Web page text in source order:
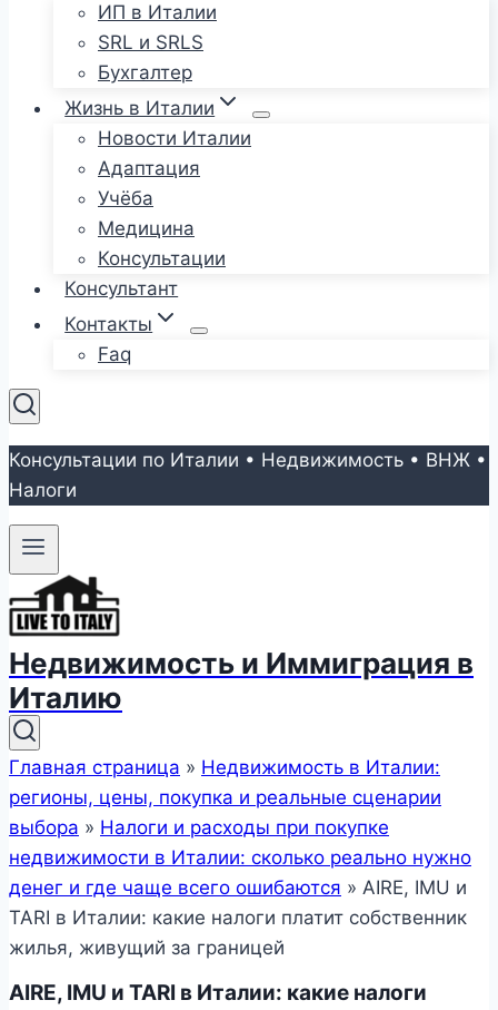
ИП в Италии
SRL и SRLS
Бухгалтер
Жизнь в Италии
Новости Италии
Адаптация
Учёба
Медицина
Консультации
Консультант
Контакты
Faq
Консультации по Италии • Недвижимость • ВНЖ •
Налоги
Недвижимость и Иммиграция в
Италию
Главная страница » Недвижимость в Италии:
регионы, цены, покупка и реальные сценарии
выбора » Налоги и расходы при покупке
недвижимости в Италии: сколько реально нужно
денег и где чаще всего ошибаются » AIRE, IMU и
TARI в Италии: какие налоги платит собственник
жилья, живущий за границей
AIRE, IMU и TARI в Италии: какие налоги